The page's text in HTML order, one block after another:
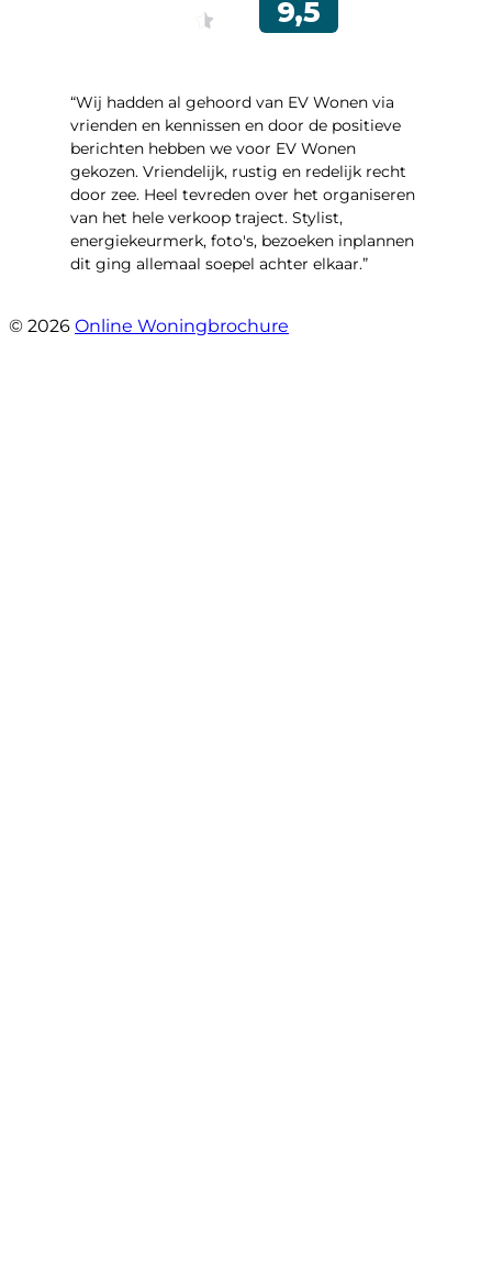
“Wij hadden al gehoord van EV Wonen via
vrienden en kennissen en door de positieve
berichten hebben we voor EV Wonen
gekozen. Vriendelijk, rustig en redelijk recht
door zee. Heel tevreden over het organiseren
van het hele verkoop traject. Stylist,
energiekeurmerk, foto's, bezoeken inplannen
dit ging allemaal soepel achter elkaar.”
© 2026 Online Woningbrochure